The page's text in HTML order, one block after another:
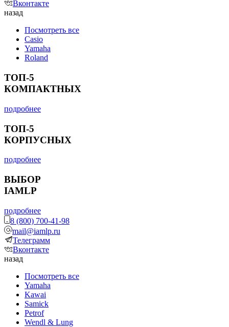
Вконтакте
назад
Посмотреть все
Casio
Yamaha
Roland
ТОП-5
КОМПАКТНЫХ
подробнее
ТОП-5
КОРПУСНЫХ
подробнее
ВЫБОР
IAMLP
подробнее
8 (800) 700-41-98
mail@iamlp.ru
Телеграмм
Вконтакте
назад
Посмотреть все
Yamaha
Kawai
Samick
Petrof
Wendl & Lung